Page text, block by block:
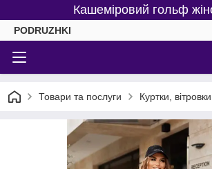
Кашеміровий гольф
PODRUZHKI
Товари та послуги Куртки,